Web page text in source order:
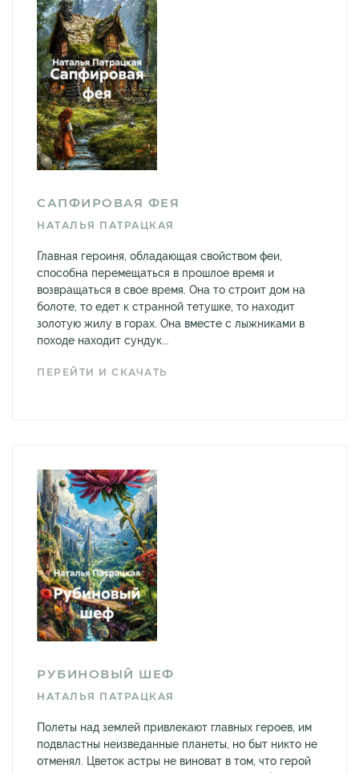
САПФИРОВАЯ ФЕЯ
НАТАЛЬЯ ПАТРАЦКАЯ
Главная героиня, обладающая свойством феи,
способна перемещаться в прошлое время и
возвращаться в свое время. Она то строит дом на
болоте, то едет к странной тетушке, то находит
золотую жилу в горах. Она вместе с лыжниками в
походе находит сундук...
ПЕРЕЙТИ И СКАЧАТЬ
РУБИНОВЫЙ ШЕФ
НАТАЛЬЯ ПАТРАЦКАЯ
Полеты над землей привлекают главных героев, им
подвластны неизведанные планеты, но быт никто не
отменял. Цветок астры не виноват в том, что герой